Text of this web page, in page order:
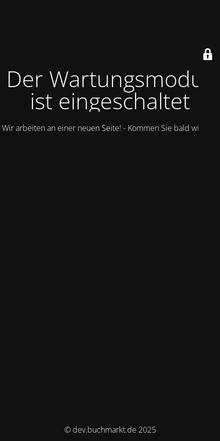
Der Wartungsmodus
ist eingeschaltet
Wir arbeiten an einer neuen Seite! - Kommen Sie bald wieder.
© dev.buchmarkt.de 2025